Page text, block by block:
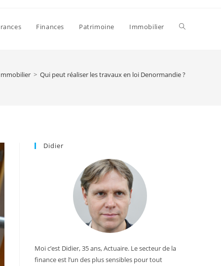
Finances Patrimoine Immobilier Toggle
> Qui peut réaliser les travaux en loi Denormandie ?
Didier
Moi c’est Didier, 35 ans, Actuaire. Le secteur de la
finance est l’un des plus sensibles pour tout